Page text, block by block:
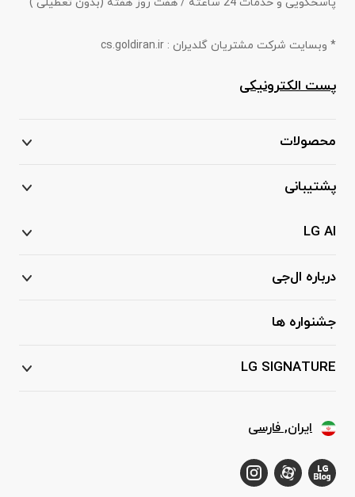
* وبسایت شرکت مشتریان گلدیران : cs.goldiran.ir
پست الکترونیکی
محصولات
پشتیبانی
LG AI
درباره ال‌جی
جشنواره ها
LG SIGNATURE
ایران, فارسی